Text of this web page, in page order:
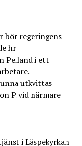
bör regeringens
hr
Peiland i ett
utkvittas
P. vid närmare
i Läspekyrkan